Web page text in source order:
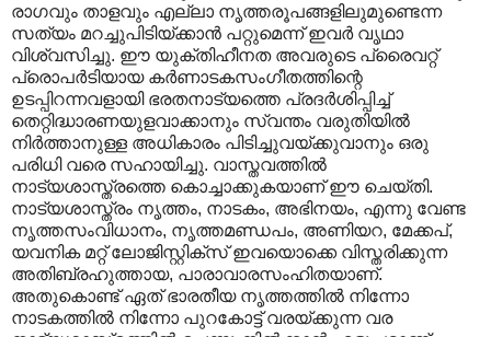
രാഗവും താളവും എല്ലാ നൃത്തരൂപങ്ങളിലുമുണ്ടെന്ന
സത്യം മറച്ചുപിടിയ്ക്കാന്‍ പറ്റുമെന്ന് ഇവര്‍ വൃഥാ
വിശ്വസിച്ചു. ഈ യുക്തിഹീനത അവരുടെ പ്രൈവറ്റ്
പ്രൊപര്‍ടിയായ കര്‍ണാടകസംഗീതത്തിന്റെ
ഉടപ്പിറന്നവളായി ഭരതനാട്യത്തെ പ്രദര്‍ശിപ്പിച്ച്
തെറ്റിദ്ധാരണയുളവാക്കാനും സ്വന്തം വരുതിയില്‍
നിര്‍ത്താനുള്ള അധികാരം പിടിച്ചുവയ്ക്കുവാനും ഒരു
പരിധി വരെ സഹായിച്ചു. വാസ്തവത്തില്‍
നാട്യശാസ്ത്രത്തെ കൊച്ചാക്കുകയാണ് ഈ ചെയ്തി.
നാട്യശാസ്ത്രം നൃത്തം, നാടകം, അഭിനയം, എന്നു വേണ്ട
നൃത്തസംവിധാനം, നൃത്തമണ്ഡപം, അണിയറ, മേക്കപ്,
യവനിക മറ്റ് ലോജിസ്റ്റിക്സ് ഇവയൊക്കെ വിസ്തരിക്കുന്ന
അതിബ്രഹുത്തായ, പാരാവാരസംഹിതയാണ്.
അതുകൊണ്ട് ഏത് ഭാരതീയ നൃത്തത്തില്‍ നിന്നോ
നാടകത്തില്‍ നിന്നോ പുറകോട്ട് വരയ്ക്കുന്ന വര